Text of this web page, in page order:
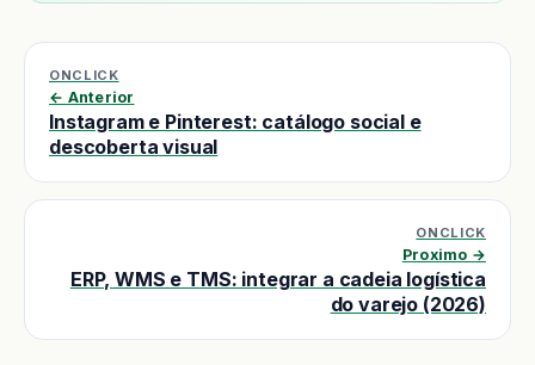
ONCLICK
← Anterior
Instagram e Pinterest: catálogo social e
descoberta visual
ONCLICK
Proximo →
ERP, WMS e TMS: integrar a cadeia logística
do varejo (2026)